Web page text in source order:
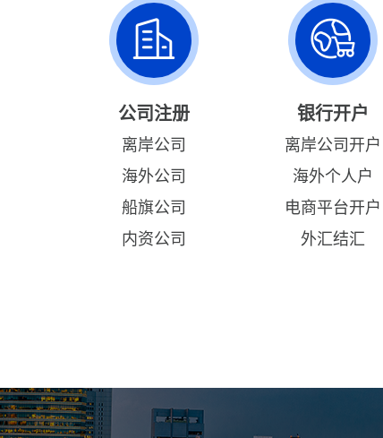
公司注册
离岸公司
海外公司
船旗公司
内资公司
银行开户
离岸公司开户
海外个人户
电商平台开户
外汇结汇